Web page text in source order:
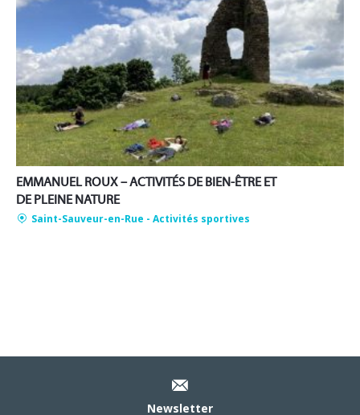
EMMANUEL ROUX – ACTIVITÉS DE BIEN-ÊTRE ET
DE PLEINE NATURE
Saint-Sauveur-en-Rue - Activités sportives
Newsletter